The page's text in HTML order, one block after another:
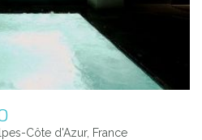
Côte d'Azur, France